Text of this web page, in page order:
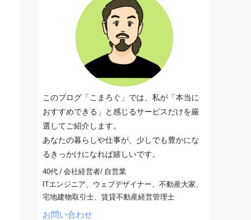
このブログ「こまろぐ」では、私が「本当に
おすすめできる」と感じるサービスだけを厳
選してご紹介します。
あなたの暮らしや仕事が、少しでも豊かにな
るきっかけになれば嬉しいです。
40代 / 会社経営者/ 自営業
ITエンジニア、ウェブデザイナー、不動産大家、
宅地建物取引士、賃貸不動産経営管理士
お問い合わせ